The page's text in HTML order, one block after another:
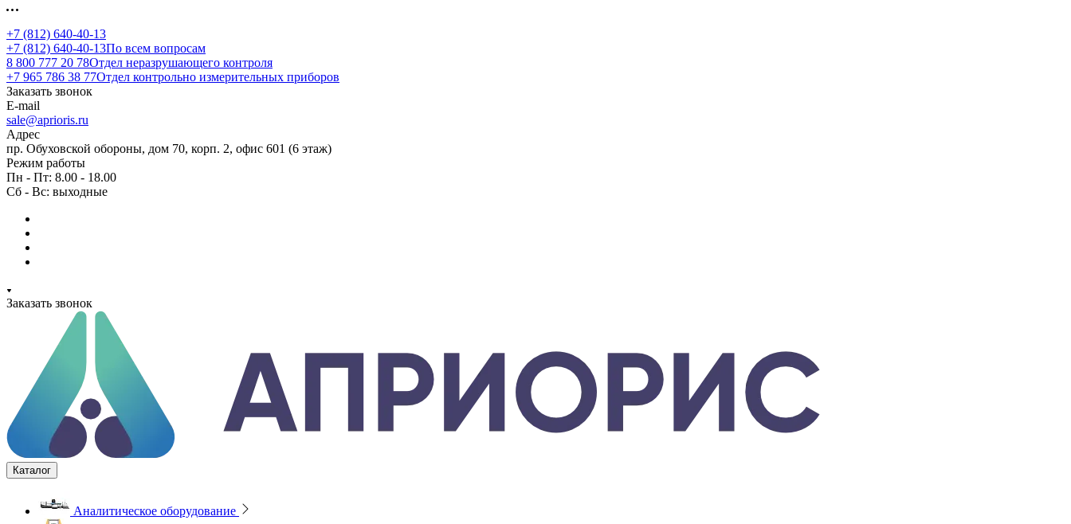
+7 (812) 640-40-13
+7 (812) 640-40-13По всем вопросам
8 800 777 20 78Отдел неразрушающего контроля
+7 965 786 38 77Отдел контрольно измерительных приборов
Заказать звонок
E-mail
sale@aprioris.ru
Адрес
пр. Обуховской обороны, дом 70, корп. 2, офис 601 (6 этаж)
Режим работы
Пн - Пт: 8.00 - 18.00
Сб - Вс: выходные
Заказать звонок
Каталог
Аналитическое оборудование